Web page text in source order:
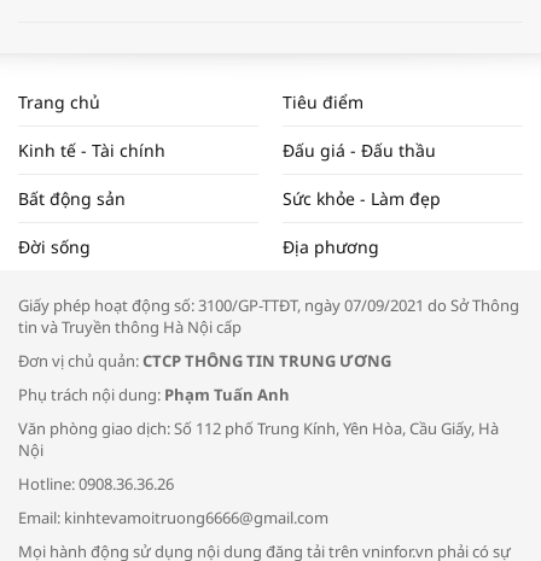
NAM NĂM 2024 VÀ NĂM 2025 | NHỊP
ĐẬP THỊ TRƯỜNG #62
Tọa đàm “Xúc tiến thương mại: Khơi
Bác sĩ tư vấn cách phòng tránh bệnh
đường hô hấp trong thời tiết giao mùa
Trang chủ Tiêu điểm
Kinh tế - Tài chính Đấu giá - Đấu thầu
Bất động sản Sức khỏe - Làm đẹp
Đời sống Địa phương
Giấy phép hoạt động số: 3100/GP-TTĐT, ngày 07/09/2021 do Sở Thông
tin và Truyền thông Hà Nội cấp
Đơn vị chủ quản:CTCP THÔNG TIN TRUNG ƯƠNG
Phụ trách nội dung: Phạm Tuấn Anh
Văn phòng giao dịch: Số 112 phố Trung Kính, Yên Hòa, Cầu Giấy, Hà
Nội
Hotline: 0908.36.36.26
Email: kinhtevamoitruong6666@gmail.com
Mọi hành động sử dụng nội dung đăng tải trên vninfor.vn phải có sự